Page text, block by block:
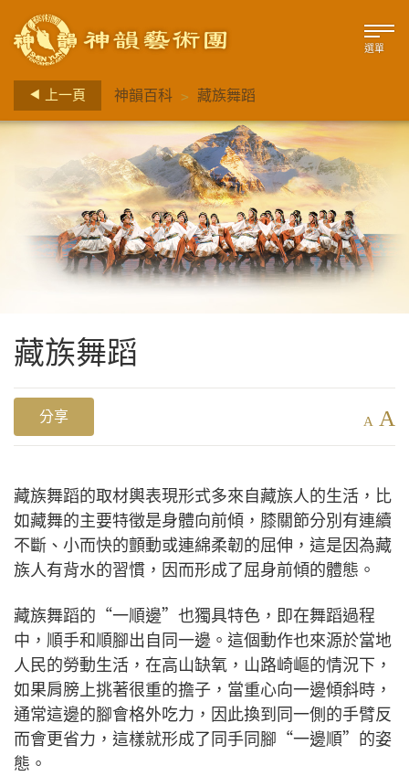
選單
上一頁 神韻百科 > 藏族舞蹈
藏族舞蹈
分享 A A
藏族舞蹈的取材輿表現形式多來自藏族人的生活，比
如藏舞的主要特徵是身體向前傾，膝關節分別有連續
不斷、小而快的顫動或連綿柔韌的屈伸，這是因為藏
族人有背水的習慣，因而形成了屈身前傾的體態。
藏族舞蹈的“一順邊”也獨具特色，即在舞蹈過程
中，順手和順腳出自同一邊。這個動作也來源於當地
人民的勞動生活，在高山缺氧，山路崎嶇的情況下，
如果肩膀上挑著很重的擔子，當重心向一邊傾斜時，
通常這邊的腳會格外吃力，因此換到同一側的手臂反
而會更省力，這樣就形成了同手同腳“一邊順”的姿
態。